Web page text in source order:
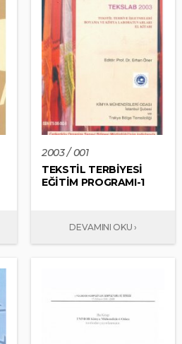
2003 / 001
TEKSTİL TERBİYESİ
EĞİTİM PROGRAMI-1